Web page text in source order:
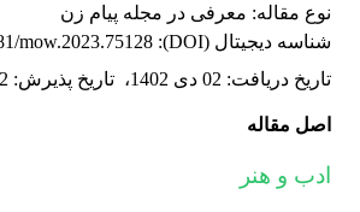
نوع مقاله: معرفی در مجله پیام زن
شناسه دیجیتال (DOI):
mow.2023.75128
تاریخ دریافت: 02 دی 1402 ، تاریخ پذیرش:
02
اصل مقاله
ادب و هنر